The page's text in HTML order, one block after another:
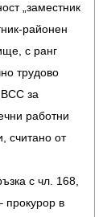
„заместник
районен
с ранг
трудово
за
работни
считано от
с чл. 168,
прокурор в